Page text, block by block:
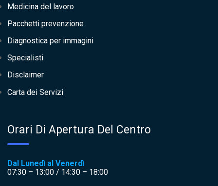
Medicina del lavoro
Pacchetti prevenzione
Diagnostica per immagini
Specialisti
Disclaimer
Carta dei Servizi
Orari Di Apertura Del Centro
Dal Lunedì al Venerdì
07:30 – 13:00 / 14:30 – 18:00